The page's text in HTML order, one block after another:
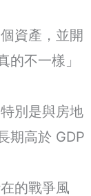
資產，並開
不一樣」
別是與房地
期高於 GDP
的戰爭風